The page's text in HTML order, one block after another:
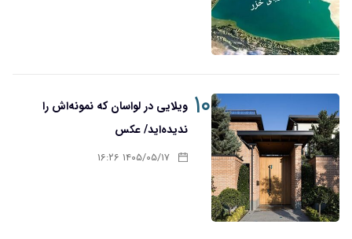
۱۰ ویلایی در لواسان که نمونه‌اش را
ندیده‌اید/ عکس
۱۴۰۵/۰۵/۱۷ ۱۶:۲۶